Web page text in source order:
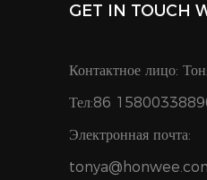
GET IN TOUCH
Контактное лицо:
Тел:86
Электронная почта: